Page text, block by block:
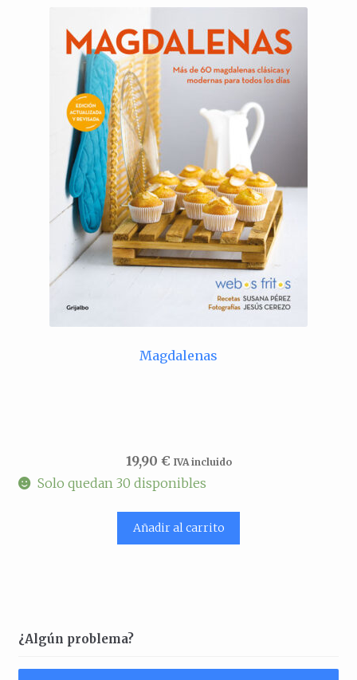
Magdalenas
19,90 € IVA incluido
Solo quedan 30 disponibles
Añadir al carrito
¿Algún problema?